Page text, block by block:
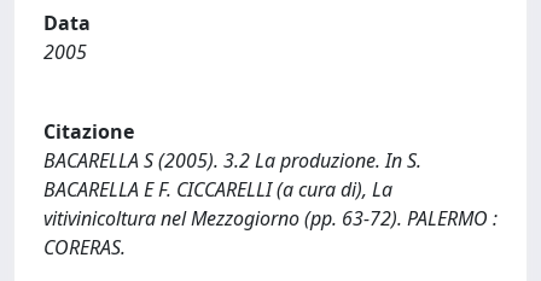
Data
2005
Citazione
BACARELLA S (2005). 3.2 La produzione. In S.
BACARELLA E F. CICCARELLI (a cura di), La
vitivinicoltura nel Mezzogiorno (pp. 63-72). PALERMO :
CORERAS.